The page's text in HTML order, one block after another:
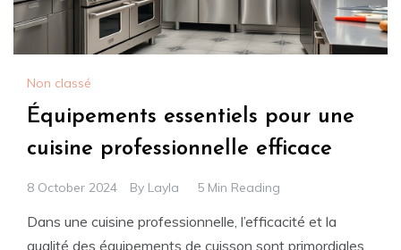
Non classé
Équipements essentiels pour une
cuisine professionnelle efficace
8 October 2024 By Layla 5 Min Reading
Dans une cuisine professionnelle, l’efficacité et la
qualité des équipements de cuisson sont primordiales.